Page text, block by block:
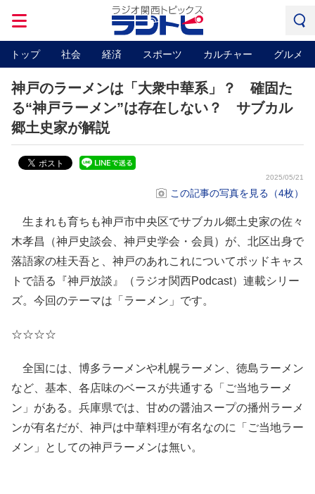
トップ 社会 経済 スポーツ カルチャー グルメ
神戸のラーメンは「大衆中華系」？ 確固た
る“神戸ラーメン”は存在しない？ サブカル
郷土史家が解説
2025/05/21
この記事の写真を見る（4枚）
生まれも育ちも神戸市中央区でサブカル郷土史家の佐々
木孝昌（神戸史談会、神戸史学会・会員）が、北区出身で
落語家の桂天吾と、神戸のあれこれについてポッドキャス
トで語る『神戸放談』（ラジオ関西Podcast）連載シリー
ズ。今回のテーマは「ラーメン」です。
☆☆☆☆
全国には、博多ラーメンや札幌ラーメン、徳島ラーメン
など、基本、各店味のベースが共通する「ご当地ラーメ
ン」がある。兵庫県では、甘めの醤油スープの播州ラーメ
ンが有名だが、神戸は中華料理が有名なのに「ご当地ラー
メン」としての神戸ラーメンは無い。